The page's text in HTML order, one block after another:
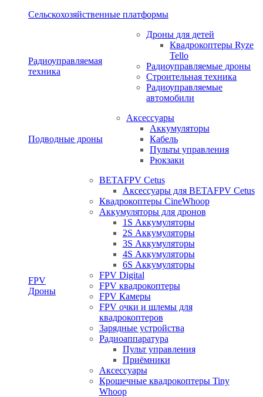
Сельскохозяйственные платформы
Радиоуправляемая
техника
Дроны для детей
Квадрокоптеры Ryze
Tello
Радиоуправляемые дроны
Строительная техника
Радиоуправляемые
автомобили
Подводные дроны
Аксессуары
Аккумуляторы
Кабель
Пульты управления
Рюкзаки
FPV
Дроны
BETAFPV Cetus
Аксессуары для BETAFPV Cetus
Квадрокоптеры CineWhoop
Аккумуляторы для дронов
1S Аккумуляторы
2S Аккумуляторы
3S Аккумуляторы
4S Аккумуляторы
6S Аккумуляторы
FPV Digital
FPV квадрокоптеры
FPV Камеры
FPV очки и шлемы для
квадрокоптеров
Зарядные устройства
Радиоаппаратура
Пульт управления
Приёмники
Аксессуары
Крошечные квадрокоптеры Tiny
Whoop